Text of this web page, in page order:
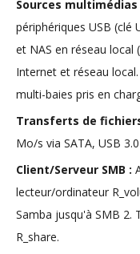
Sources multimédias
périphériques USB (clé
et NAS en réseau local
Internet et réseau
multi-baies pris en
Transferts de
Mo/s via SATA, USB
Client/Serveur SMB :
lecteur/ordinateur
Samba jusqu'à SMB 2.
R_share.